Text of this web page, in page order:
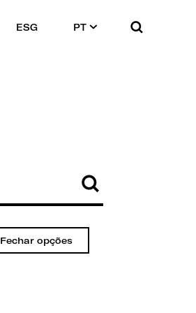
ESG PT
Fechar opções